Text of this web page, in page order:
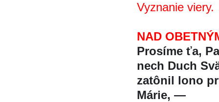
Vyznanie viery.
NAD
Prosíme ťa,
nech Duch
zatônil lono
Márie, —